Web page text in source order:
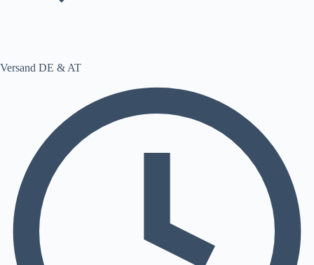
Versand DE & AT